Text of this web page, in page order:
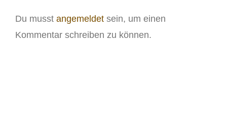
Du musst angemeldet sein, um einen
Kommentar schreiben zu können.